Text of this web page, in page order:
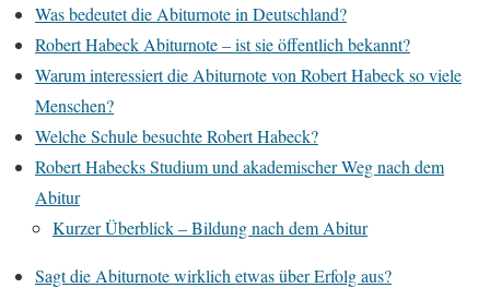
Was bedeutet die Abiturnote in Deutschland?
Robert Habeck Abiturnote – ist sie öffentlich bekannt?
Warum interessiert die Abiturnote von Robert Habeck so viele
Menschen?
Welche Schule besuchte Robert Habeck?
Robert Habecks Studium und akademischer Weg nach dem
Abitur
Kurzer Überblick – Bildung nach dem Abitur
Sagt die Abiturnote wirklich etwas über Erfolg aus?